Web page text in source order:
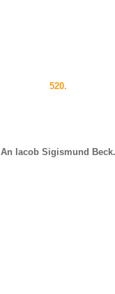
520.
An Iacob Sigismund Beck.